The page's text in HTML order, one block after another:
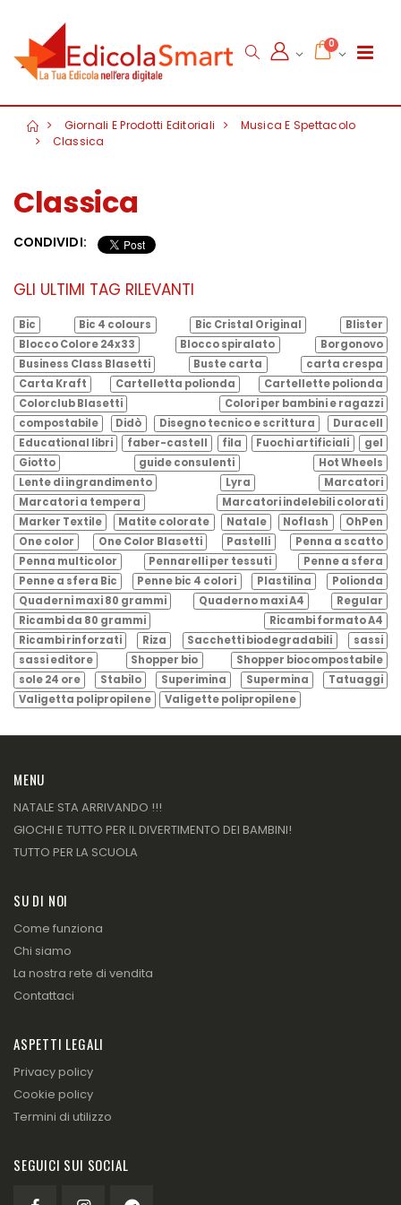
0
Giornali E Prodotti Editoriali
Musica E Spettacolo
Classica
Classica
CONDIVIDI:
GLI ULTIMI TAG RILEVANTI
Bic Bic 4 colours Bic Cristal Original
Blister
Blocco Colore 24x33
Blocco spiralato
Borgonovo
Business Class Blasetti
Buste carta
carta crespa
Carta Kraft
Cartelletta polionda
Cartellette polionda
Colorclub Blasetti
Colori per bambini e ragazzi
compostabile
Didò Disegno tecnico e scrittura
Duracell
Educational libri
faber-castell fila Fuochi artificiali
gel
Giotto
guide consulenti
Hot Wheels
Lente di ingrandimento
Lyra
Marcatori
Marcatori a tempera
Marcatori indelebili colorati
Marker Textile
Matite colorate Natale Noflash
OhPen
One color
One Color Blasetti Pastelli
Penna a scatto
Penna multicolor
Pennarelli per tessuti
Penne a sfera
Penne a sfera Bic
Penne bic 4 colori Plastilina
Polionda
Quaderni maxi 80 grammi
Quaderno maxi A4
Regular
Ricambi da 80 grammi
Ricambi formato A4
Ricambi rinforzati
Riza Sacchetti biodegradabili
sassi
sassi editore
Shopper bio
Shopper biocompostabile
sole 24 ore
Stabilo Superimina Supermina
Tatuaggi
Valigetta polipropilene
Valigette polipropilene
MENU
NATALE STA ARRIVANDO !!!
GIOCHI E TUTTO PER IL DIVERTIMENTO DEI BAMBINI!
TUTTO PER LA SCUOLA
SU DI NOI
Come funziona
Chi siamo
La nostra rete di vendita
Contattaci
ASPETTI LEGALI
Privacy policy
Cookie policy
Termini di utilizzo
SEGUICI SUI SOCIAL